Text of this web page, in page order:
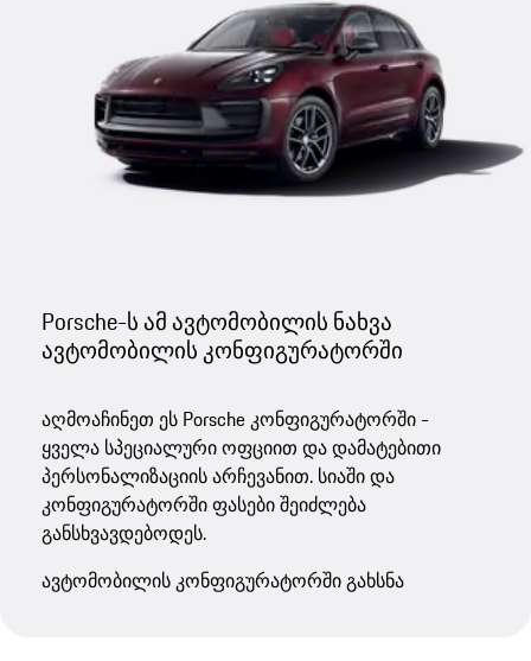
Porsche-ს ამ ავტომობილის ნახვა
ავტომობილის კონფიგურატორში
აღმოაჩინეთ ეს Porsche კონფიგურატორში -
ყველა სპეციალური ოფციით და დამატებითი
პერსონალიზაციის არჩევანით. სიაში და
კონფიგურატორში ფასები შეიძლება
განსხვავდებოდეს.
ავტომობილის კონფიგურატორში გახსნა